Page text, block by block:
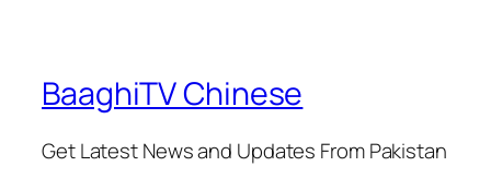
BaaghiTV Chinese
Get Latest News and Updates From Pakistan